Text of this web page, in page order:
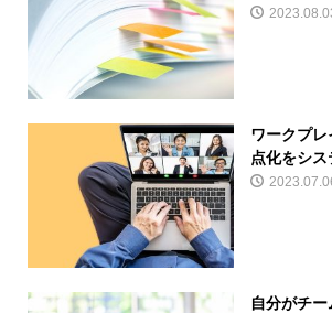
ワークプ
点化をシ
自分がチー